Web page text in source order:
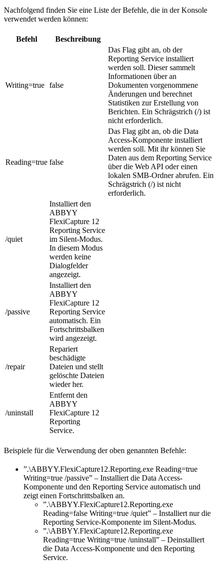
Nachfolgend finden Sie eine Liste der Befehle, die in der Konsole
verwendet werden können:
Befehl Beschreibung
Writing=true false
Das Flag gibt an, ob der
Reporting Service installiert
werden soll. Dieser sammelt
Informationen über an
Dokumenten vorgenommene
Änderungen und berechnet
Statistiken zur Erstellung von
Berichten. Ein Schrägstrich (/) ist
nicht erforderlich.
Reading=true false
Das Flag gibt an, ob die Data
Access-Komponente installiert
werden soll. Mit ihr können Sie
Daten aus dem Reporting Service
über die Web API oder einen
lokalen SMB-Ordner abrufen. Ein
Schrägstrich (/) ist nicht
erforderlich.
/quiet
Installiert den
ABBYY
FlexiCapture 12
Reporting Service
im Silent-Modus.
In diesem Modus
werden keine
Dialogfelder
angezeigt.
/passive
Installiert den
ABBYY
FlexiCapture 12
Reporting Service
automatisch. Ein
Fortschrittsbalken
wird angezeigt.
/repair
Repariert
beschädigte
Dateien und stellt
gelöschte Dateien
wieder her.
/uninstall
Entfernt den
ABBYY
FlexiCapture 12
Reporting
Service.
Beispiele für die Verwendung der oben genannten Befehle:
”.\ABBYY.FlexiCapture12.Reporting.exe Reading=true
Writing=true /passive” – Installiert die Data Access-
Komponente und den Reporting Service automatisch und
zeigt einen Fortschrittsbalken an.
”.\ABBYY.FlexiCapture12.Reporting.exe
Reading=false Writing=true /quiet” – Installiert nur die
Reporting Service-Komponente im Silent-Modus.
”.\ABBYY.FlexiCapture12.Reporting.exe
Reading=true Writing=true /uninstall” – Deinstalliert
die Data Access-Komponente und den Reporting
Service.